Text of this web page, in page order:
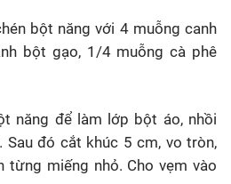
bột năng với 4 muỗng canh
bột gạo, 1/4 muỗng cà phê
năng để làm lớp bột áo, nhồi
Sau đó cắt khúc 5 cm, vo tròn,
từng miếng nhỏ. Cho vẹm vào